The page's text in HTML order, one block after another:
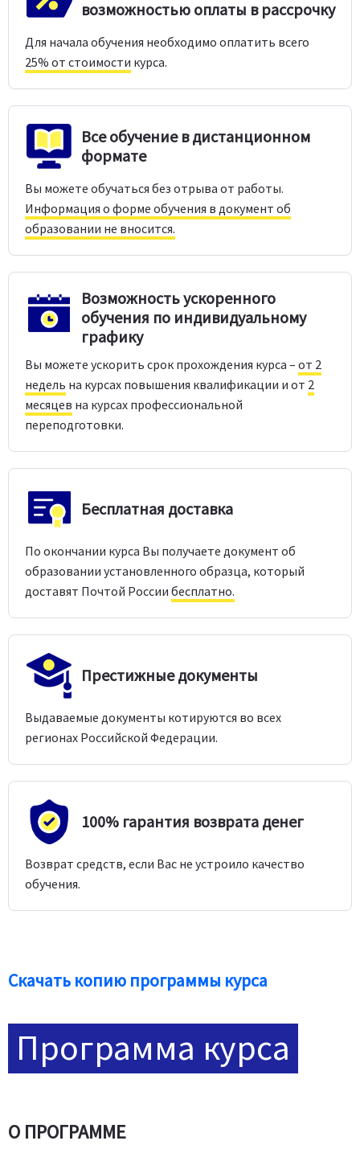
возможностью оплаты в рассрочку
Для начала обучения необходимо оплатить всего
25% от стоимости курса.
Все обучение в дистанционном
формате
Вы можете обучаться без отрыва от работы.
Информация о форме обучения в документ об
образовании не вносится.
Возможность ускоренного
обучения по индивидуальному
графику
Вы можете ускорить срок прохождения курса – от 2
недель на курсах повышения квалификации и от 2
месяцев на курсах профессиональной
переподготовки.
Бесплатная доставка
По окончании курса Вы получаете документ об
образовании установленного образца, который
доставят Почтой России бесплатно.
Престижные документы
Выдаваемые документы котируются во всех
регионах Российской Федерации.
100% гарантия возврата денег
Возврат средств, если Вас не устроило качество
обучения.
Скачать копию программы курса
Программа курса
О ПРОГРАММЕ